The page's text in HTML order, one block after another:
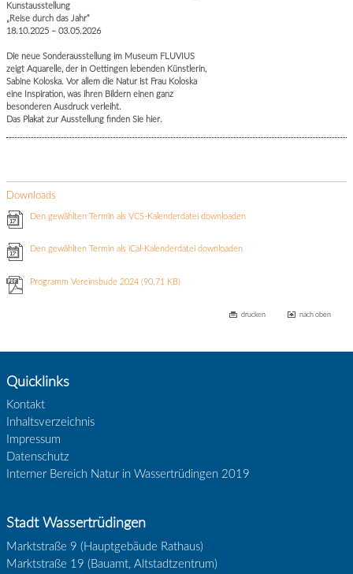
Kunstausstellung
„Reise durch das Jahr“
18.10.2025 – 03.05.2026
Die neue Sonderausstellung im Museum FLUVIUS
zeigt Aquarelle, der in Oettingen lebenden Künstlerin,
Sabine Koloska. Vor allem die Natur ist Frau Koloska
eine Inspiration, was ihren Bildern einen ganz
besonderen Ausdruck verleiht.
Das Plakat zur Ausstellung finden Sie hier.
Downloads
Den gewählten Termin als VCS-Kalenderdatei downloaden
Den gewählten Termin als iCal-Kalenderdatei downloaden
Programm Vereinsbude 2024(90.71 KB)
drucken nach oben
Quicklinks
Kontakt
Inhaltsverzeichnis
Impressum
Datenschutz
Interner Bereich Natur in Wassertrüdingen 2019
Stadt Wassertrüdingen
Marktstraße 9 (Hauptgebäude Rathaus)
Marktstraße 19 (Bauamt, Altstadtzentrum)